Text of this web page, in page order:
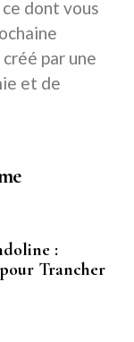
dont vous
par une
et de
:
Trancher